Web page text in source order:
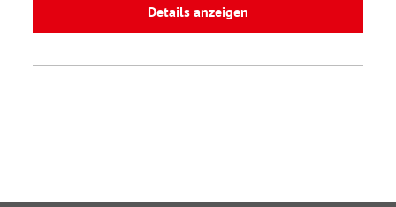
Details anzeigen